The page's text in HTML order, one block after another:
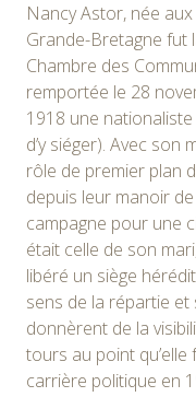
Nancy Astor, née
Grande-Bretagne fut
Chambre des
remportée le 28
1918 une
d’y siéger). Avec son
rôle de premier plan
depuis leur manoir
campagne pour une
était celle de son
libéré un siège
sens de la répartie
donnèrent de la
tours au point
carrière politique en